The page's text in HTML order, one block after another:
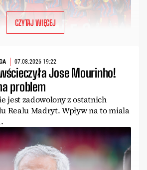
CZYTAJ WIĘCEJ
07.08.2026 19:22
Jose Mourinho!
problem
jest zadowolony z ostatnich
Realu Madryt. Wpływ na to miala